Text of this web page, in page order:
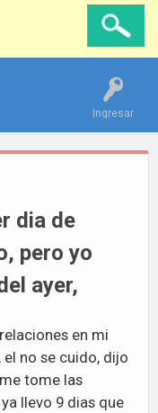
Ingresar
dia de
pero yo
ayer,
en mi
no se cuido, dijo
tome las
llevo 9 dias que